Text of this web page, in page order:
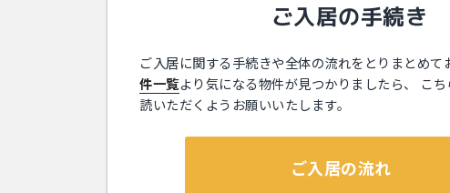
ご⼊居の⼿続き
ご⼊居に関する⼿続きや全体の流れをとりまとめて
件⼀覧より気になる物件が⾒つかりましたら、 こ
読いただくようお願いいたします。
ご⼊居の流れ